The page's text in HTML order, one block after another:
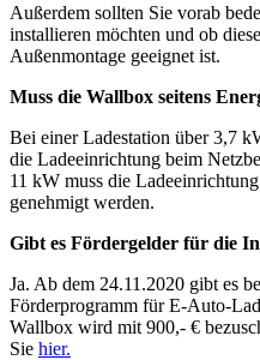
Außerdem sollten Sie vorab
installieren möchten und ob
Außenmontage geeignet ist.
Muss die Wallbox seitens
Bei einer Ladestation über 3,7
die Ladeeinrichtung beim
11 kW muss die
genehmigt werden.
Gibt es Fördergelder für die
Ja. Ab dem 24.11.2020 gibt es
Förderprogramm für E-Auto-
Wallbox wird mit 900,- €
Sie hier.